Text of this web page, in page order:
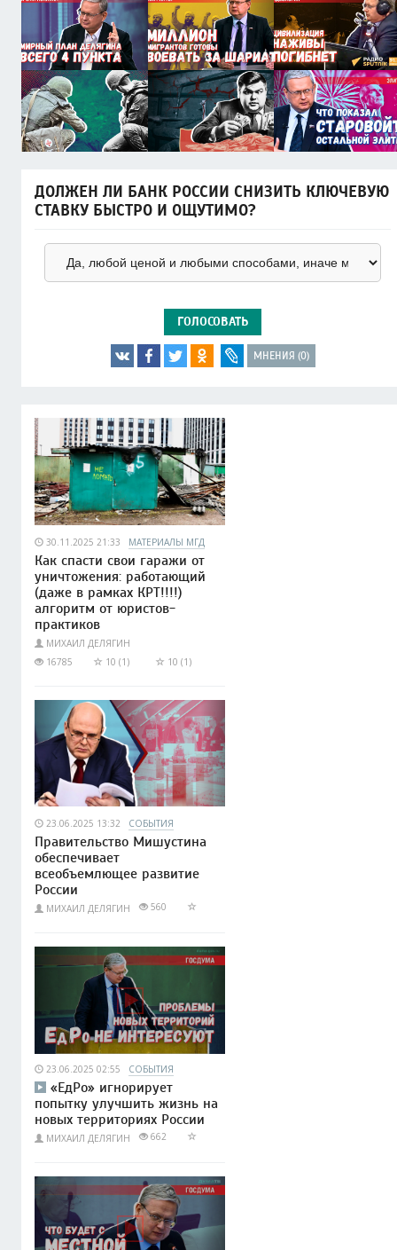
ДОЛЖЕН ЛИ БАНК РОССИИ СНИЗИТЬ КЛЮЧЕВУЮ
СТАВКУ БЫСТРО И ОЩУТИМО?
ГОЛОСОВАТЬ
МНЕНИЯ (0)
30.11.2025 21:33 МАТЕРИАЛЫ МГД
Как спасти свои гаражи от
уничтожения: работающий
(даже в рамках КРТ!!!!)
алгоритм от юристов-
практиков
МИХАИЛ ДЕЛЯГИН
16785
10 (1) 10 (1)
23.06.2025 13:32 СОБЫТИЯ
Правительство Мишустина
обеспечивает
всеобъемлющее развитие
России
МИХАИЛ ДЕЛЯГИН 560
23.06.2025 02:55 СОБЫТИЯ
«ЕдРо» игнорирует
попытку улучшить жизнь на
новых территориях России
МИХАИЛ ДЕЛЯГИН 662